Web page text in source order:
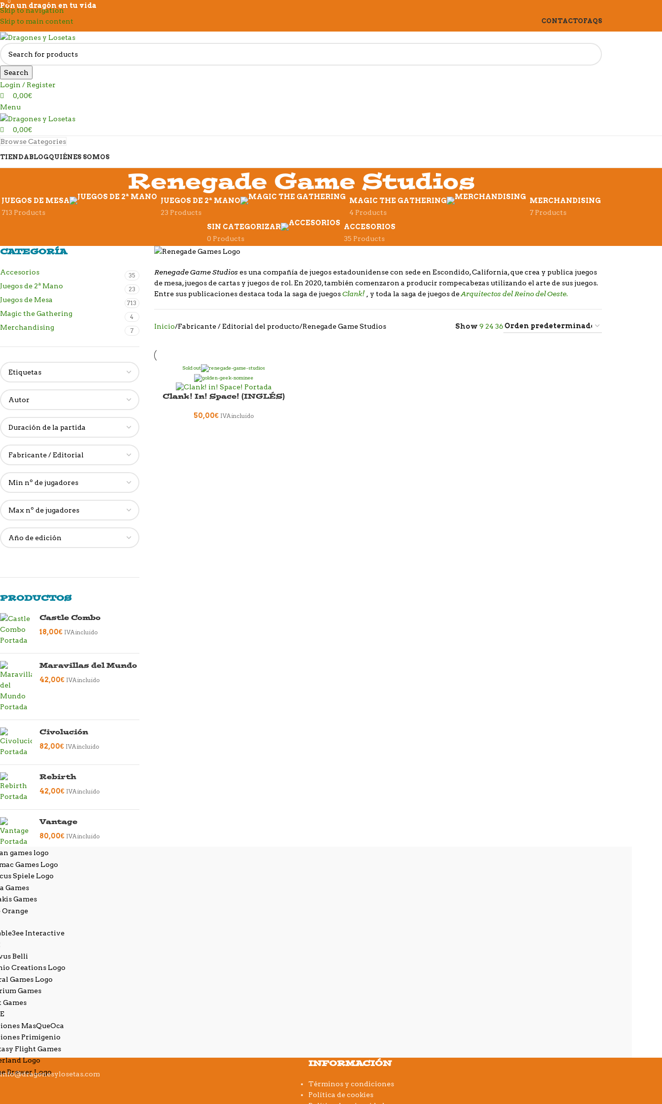
Skip to navigation
Skip to main content
Pon un dragón en tu vida
CONTACTOFAQS
Search
Login / Register
0
0,00€
Menu
0
0,00€
Browse Categories
TIENDABLOGQUIÉNES SOMOS
Renegade Game Studios
JUEGOS DE MESA
713 Products
JUEGOS DE 2ª MANO
23 Products
MAGIC THE GATHERING
4 Products
MERCHANDISING
7 Products
SIN CATEGORIZAR
0 Products
ACCESORIOS
35 Products
CATEGORÍA
Accesorios 35
Juegos de 2ª Mano 23
Juegos de Mesa 713
Magic the Gathering 4
Merchandising 7
PRODUCTOS
Castle Combo
18,00€ IVA incluido
Maravillas del Mundo
42,00€ IVA incluido
Civolución
82,00€ IVA incluido
Rebirth
42,00€ IVA incluido
Vantage
80,00€ IVA incluido
Renegade Game Studioses una compañía de juegos estadounidense con sede en Escondido, California, que crea y publica juegos
de mesa, juegos de cartas y juegos de rol. En 2020, también comenzaron a producir rompecabezas utilizando el arte de sus juegos.
Entre sus publicaciones destaca toda la saga de juegosClank! , y toda la saga de juegos deArquitectos del Reino del Oeste.
Inicio Fabricante / Editorial del producto Renegade Game Studios Show 9 24 36
Sold out
Clank! In! Space! (INGLÉS)
50,00€ IVA incluido
info@dragonesylosetas.com
INFORMACIÓN
Términos y condiciones
Política de cookies